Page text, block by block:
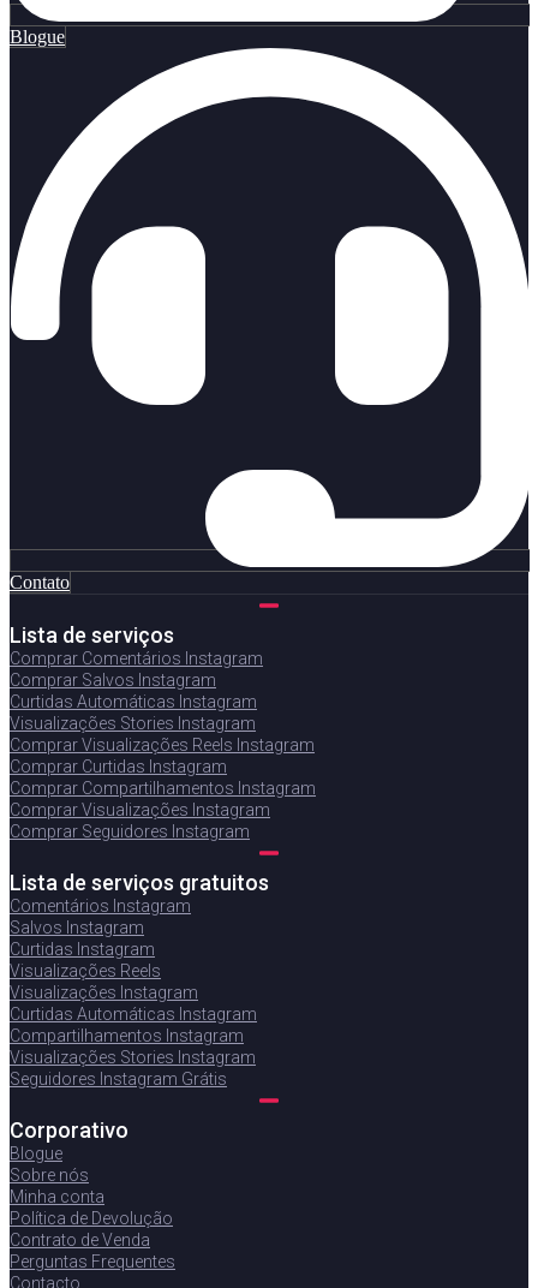
Blogue
Contato
Lista de serviços
Comprar Comentários Instagram
Comprar Salvos Instagram
Curtidas Automáticas Instagram
Visualizações Stories Instagram
Comprar Visualizações Reels Instagram
Comprar Curtidas Instagram
Comprar Compartilhamentos Instagram
Comprar Visualizações Instagram
Comprar Seguidores Instagram
Lista de serviços gratuitos
Comentários Instagram
Salvos Instagram
Curtidas Instagram
Visualizações Reels
Visualizações Instagram
Curtidas Automáticas Instagram
Compartilhamentos Instagram
Visualizações Stories Instagram
Seguidores Instagram Grátis
Corporativo
Blogue
Sobre nós
Minha conta
Política de Devolução
Contrato de Venda
Perguntas Frequentes
Contacto